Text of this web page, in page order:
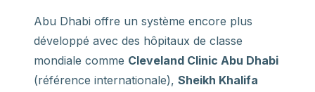
Abu Dhabi offre un système encore plus
développé avec des hôpitaux de classe
mondiale comme Cleveland Clinic Abu Dhabi
(référence internationale), Sheikh Khalifa